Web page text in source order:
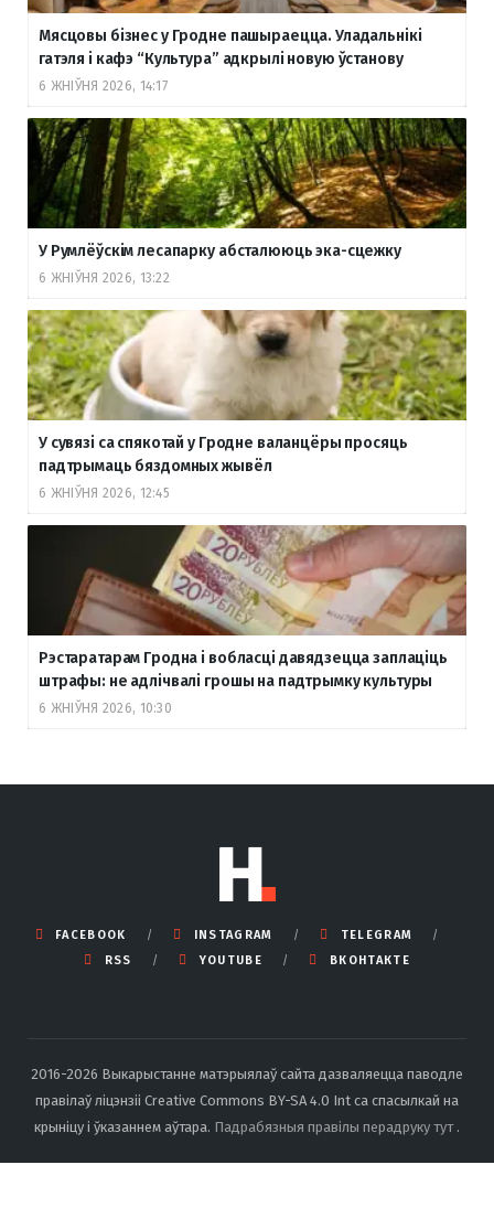
Мясцовы бізнес у Гродне пашыраецца. Уладальнікі
гатэля і кафэ “Культура” адкрылі новую ўстанову
6 ЖНІЎНЯ 2026, 14:17
У Румлёўскім лесапарку абсталююць эка-сцежку
6 ЖНІЎНЯ 2026, 13:22
У сувязі са спякотай у Гродне валанцёры просяць
падтрымаць бяздомных жывёл
6 ЖНІЎНЯ 2026, 12:45
Рэстаратарам Гродна і вобласці давядзецца заплаціць
штрафы: не адлічвалі грошы на падтрымку культуры
6 ЖНІЎНЯ 2026, 10:30
FACEBOOK INSTAGRAM
TELEGRAM
RSS
YOUTUBE ВКОНТАКТЕ
2016-2026 Выкарыстанне матэрыялаў сайта дазваляецца паводле
правілаў ліцэнзіі Creative Commons BY-SA 4.0 Int са спасылкай на
крыніцу і ўказаннем аўтара. Падрабязныя правілы перадруку тут .